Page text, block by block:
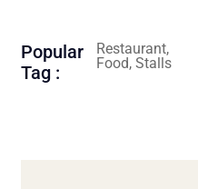
Popular
Tag :
Restaurant,
Food, Stalls